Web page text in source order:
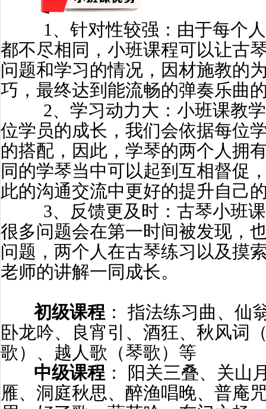
1、 针对性较强：由于每个
都不尽相同，小班课程可以让古
问题和学习的情况，因材施教的
巧，最终达到能流畅的弹奏乐曲
2、 学习动力大：小班课教
位学员的成长，我们会依据每位
的搭配，因此，学琴的两个人拥
同的学琴当中可以起到互相督促
此的沟通交流中更好的提升自己
3、 反馈更及时：古琴小班
很多问题会在第一时间被发现，
问题，两个人在古琴练习以及摸
老师的讲解一同成长。
初级课程 ： 指法练习曲、仙
卧龙吟、良宵引、酒狂、秋风词
歌）、越人歌（琴歌）等
中级课程 ： 阳关三叠、关山
雁、洞庭秋思、醉渔唱晚、普庵